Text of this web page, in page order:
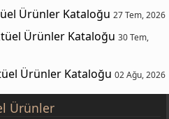
Ürünler Kataloğu 27 Tem, 2026
Ürünler Kataloğu 30 Tem,
Ürünler Kataloğu 02 Ağu, 2026
Ürünler